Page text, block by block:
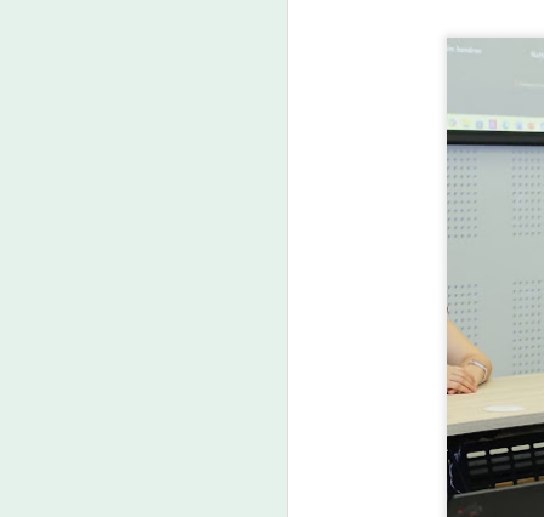
วธ. เชิญชวนประชาชน
ราชกุศลและน้อมสำนึก
ในพระมหากรุณาธิคุณ
สมเด็จพระนางเจ้าสิริกิติ์
พระบรมราชินีนาถ
พระบรมราชชนนีพันปี
หลวง พร้อมกันทั่ว